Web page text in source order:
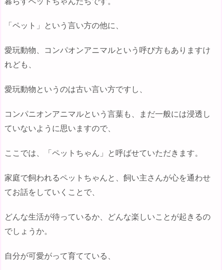
「ペット」という言い方の他に、
愛玩動物、コンパオンアニマルという呼び方もありますけ
れども、
愛玩動物というのは古い言い方ですし、
コンパニオンアニマルという言葉も、まだ一般には浸透し
ていないように思いますので、
ここでは、「ペットちゃん」と呼ばせていただきます。
家庭で飼われるペットちゃんと、飼い主さんが心を通わせ
てお話をしていくことで、
どんな生活が待っているか、どんな楽しいことが起きるの
でしょうか。
自分が可愛がって育てている、